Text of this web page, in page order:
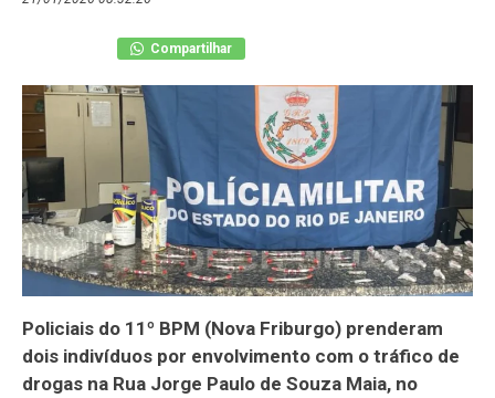
Compartilhar
Policiais do 11º BPM (Nova Friburgo) prenderam
dois indivíduos por envolvimento com o tráfico de
drogas na Rua Jorge Paulo de Souza Maia, no